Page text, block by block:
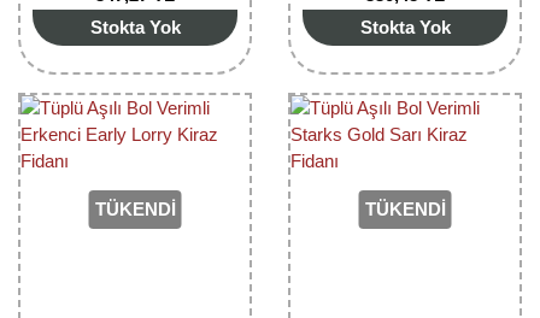
Stokta Yok
Stokta Yok
TÜKENDİ TÜKENDİ
Malta Eriği Fidanı
Mango Fidanı
Melez Meyveler
Murt Fidanı
Muşmula Fidanı